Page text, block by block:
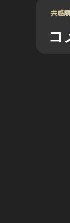
共感順
コ